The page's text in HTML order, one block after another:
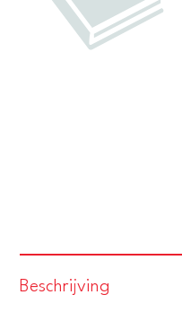
Beschrijving